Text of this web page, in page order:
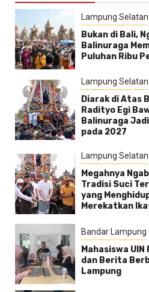
Lampung Selatan
Bukan di Bali,
Balinuraga
Puluhan Ribu
Lampung Selatan
Diarak di Atas
Radityo Egi
Balinuraga
pada 2027
Lampung Selatan
Megahnya
Tradisi Suci
yang
Merekatkan
Bandar Lampung
Mahasiswa UIN
dan Berita
Lampung